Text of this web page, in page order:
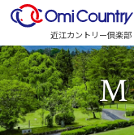
近江カントリー倶楽部